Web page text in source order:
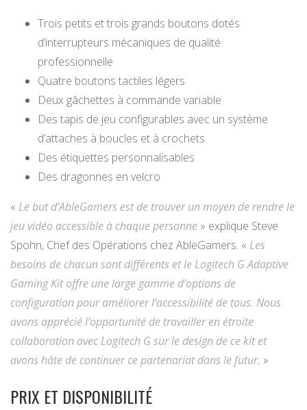
Trois petits et trois grands boutons dotés
d’interrupteurs mécaniques de qualité
professionnelle
Quatre boutons tactiles légers
Deux gâchettes à commande variable
Des tapis de jeu configurables avec un système
d’attaches à boucles et à crochets
Des étiquettes personnalisables
Des dragonnes en velcro
« Le but d’AbleGamers est de trouver un moyen de rendre le
jeu vidéo accessible à chaque personne » explique Steve
Spohn, Chef des Opérations chez AbleGamers. « Les
besoins de chacun sont différents et le Logitech G Adaptive
Gaming Kit offre une large gamme d’options de
configuration pour améliorer l’accessibilité de tous. Nous
avons apprécié l’opportunité de travailler en étroite
collaboration avec Logitech G sur le design de ce kit et
avons hâte de continuer ce partenariat dans le futur. »
PRIX ET DISPONIBILITÉ